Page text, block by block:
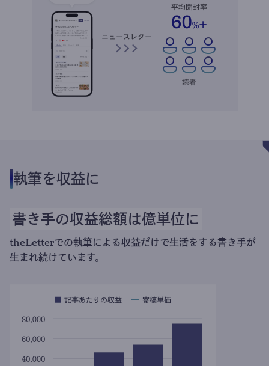
執筆を収益に
書き手の収益総額は億単位に
theLetterでの執筆による収益だけで生活をする書き手が
生まれ続けています。